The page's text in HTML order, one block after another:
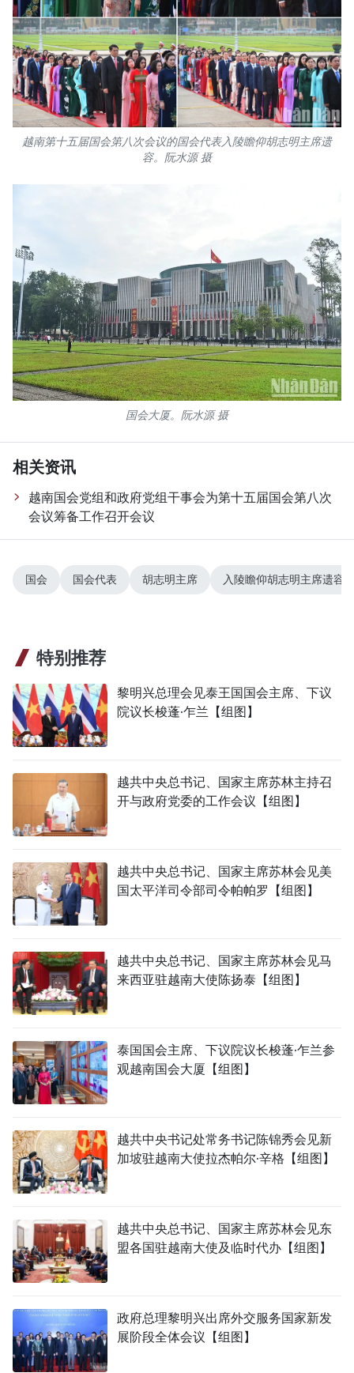
越南第十五届国会第八次会议的国会代表入陵瞻仰胡志明主席遗
容。阮水源 摄
国会大厦。阮水源 摄
相关资讯
越南国会党组和政府党组干事会为第十五届国会第八次
会议筹备工作召开会议
国会 国会代表 胡志明主席 入陵瞻仰胡志明主席遗容
特别推荐
黎明兴总理会见泰王国国会主席、下议
院议长梭蓬·乍兰【组图】
越共中央总书记、国家主席苏林主持召
开与政府党委的工作会议【组图】
越共中央总书记、国家主席苏林会见美
国太平洋司令部司令帕帕罗【组图】
越共中央总书记、国家主席苏林会见马
来西亚驻越南大使陈扬泰【组图】
泰国国会主席、下议院议长梭蓬·乍兰参
观越南国会大厦【组图】
越共中央书记处常务书记陈锦秀会见新
加坡驻越南大使拉杰帕尔·辛格【组图】
越共中央总书记、国家主席苏林会见东
盟各国驻越南大使及临时代办【组图】
政府总理黎明兴出席外交服务国家新发
展阶段全体会议【组图】